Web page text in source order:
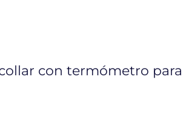
con termómetro para